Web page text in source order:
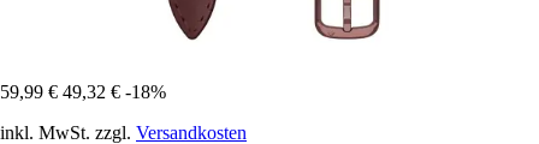
59,99 € 49,32 € -18%
inkl. MwSt. zzgl. Versandkosten